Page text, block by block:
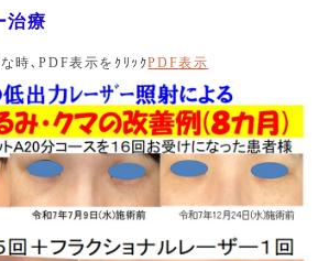
)注射の施術効果をホームページに掲
方については、先着５名様に対して５
しますのでどうぞ宜しくお願い致しま
ャンペーン第１０弾として、お得な小
日曜日午前限定で、それぞれ19,800円
)、16,900円(通常価格26,800円)にて
治療
時､PDF表示をｸﾘｯｸPDF表示